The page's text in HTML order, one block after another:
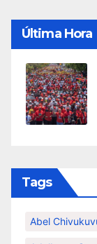
Última Hora
Tags
Abel